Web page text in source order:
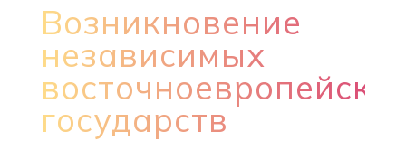
Возникновение
независимых
государств